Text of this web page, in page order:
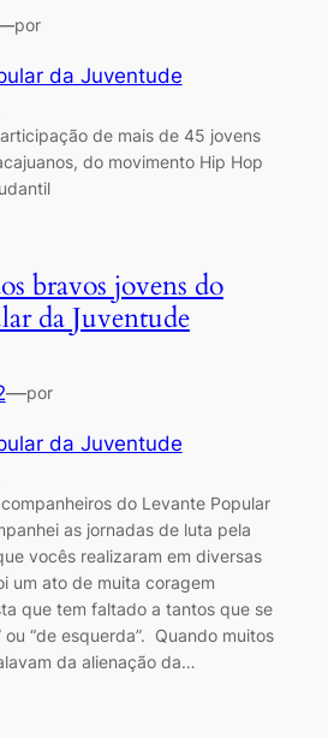
por
da Juventude
de mais de 45 jovens
do movimento Hip Hop
bravos jovens do
da Juventude
—por
da Juventude
do Levante Popular
as jornadas de luta pela
vocês realizaram em diversas
um ato de muita coragem
que tem faltado a tantos que se
ou “de esquerda”. Quando muitos
da alienação da…